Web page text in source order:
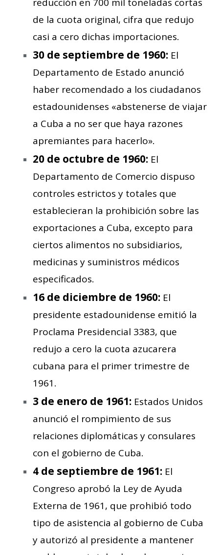
de la cuota original, cifra que redujo
casi a cero dichas importaciones.
30 de septiembre de 1960: El
Departamento de Estado anunció
haber recomendado a los ciudadanos
estadounidenses «abstenerse de viajar
a Cuba a no ser que haya razones
apremiantes para hacerlo».
20 de octubre de 1960: El
Departamento de Comercio dispuso
controles estrictos y totales que
establecieran la prohibición sobre las
exportaciones a Cuba, excepto para
ciertos alimentos no subsidiarios,
medicinas y suministros médicos
especificados.
16 de diciembre de 1960: El
presidente estadounidense emitió la
Proclama Presidencial 3383, que
redujo a cero la cuota azucarera
cubana para el primer trimestre de
1961.
3 de enero de 1961: Estados Unidos
anunció el rompimiento de sus
relaciones diplomáticas y consulares
con el gobierno de Cuba.
4 de septiembre de 1961: El
Congreso aprobó la Ley de Ayuda
Externa de 1961, que prohibió todo
tipo de asistencia al gobierno de Cuba
y autorizó al presidente a mantener